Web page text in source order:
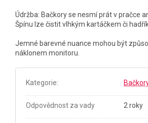
Údržba: Bačkory se nesmí prát v pračce
Špínu lze čistit vlhkým kartáčkem či
Jemné barevné nuance mohou být
náklonem monitoru.
Kategorie:
Odpovědnost za vady 2 roky